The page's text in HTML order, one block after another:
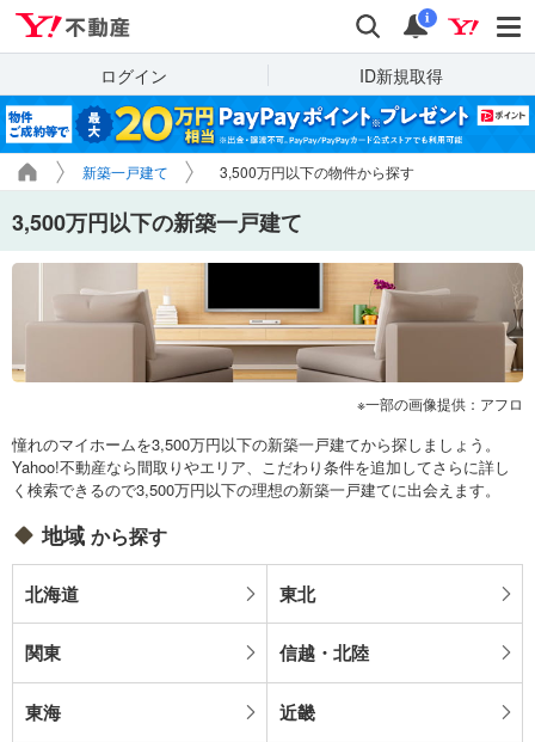
検索 通知
i
ログイン ID新規取得
新築一戸建て 3,500万円以下の物件から探す
3,500万円以下の新築一戸建て
一部の画像提供：アフロ
憧れのマイホームを3,500万円以下の新築一戸建てから探しましょう。
Yahoo!不動産なら間取りやエリア、こだわり条件を追加してさらに詳し
く検索できるので3,500万円以下の理想の新築一戸建てに出会えます。
地域 から探す
北海道 東北
関東 信越・北陸
東海 近畿